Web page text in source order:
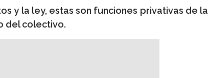
y la ley, estas son funciones privativas de la
del colectivo.